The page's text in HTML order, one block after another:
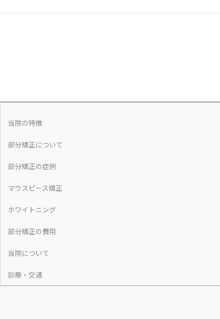
当院の特徴
部分矯正について
部分矯正の症例
マウスピース矯正
ホワイトニング
部分矯正の費用
当院について
診療・交通